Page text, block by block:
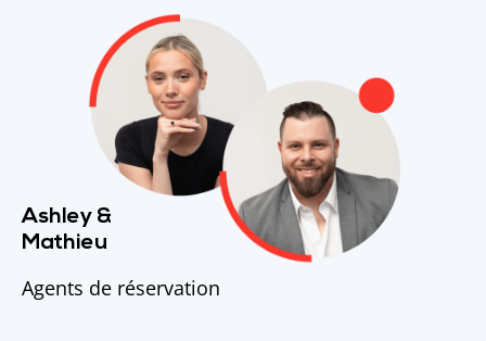
Ashley &
Mathieu
Agents de réservation